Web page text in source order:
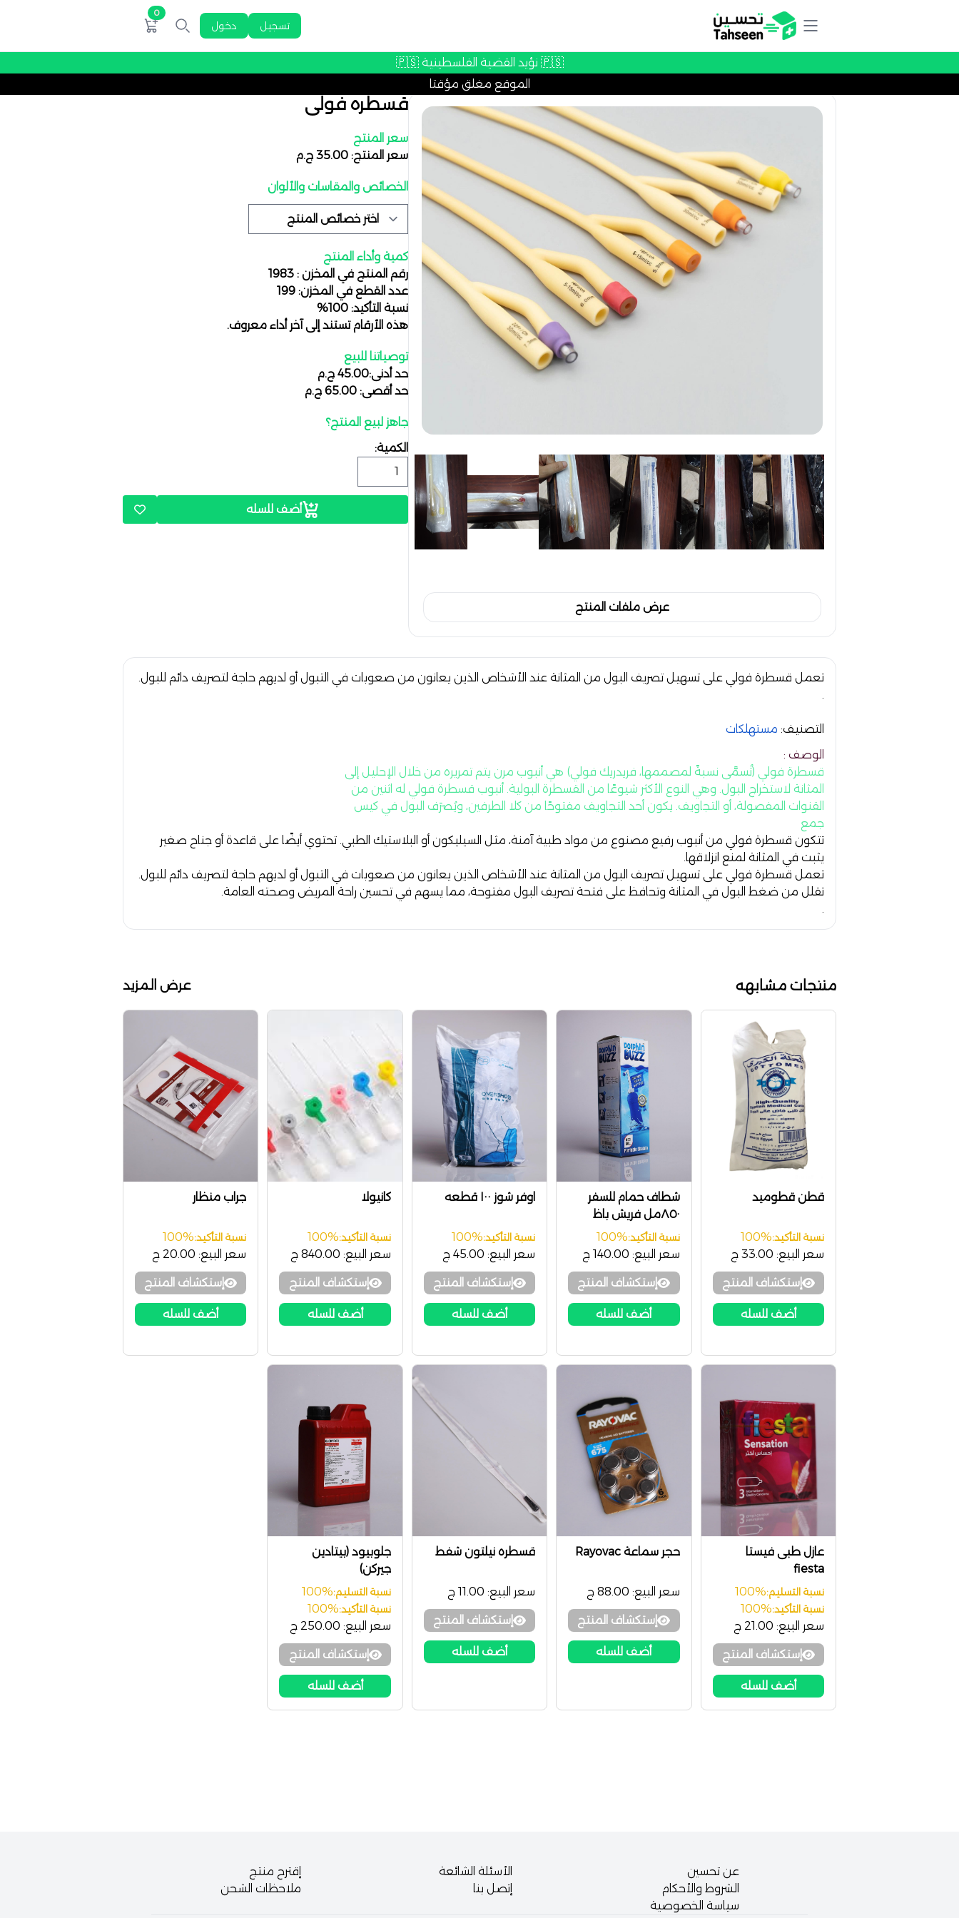
تسجيل دخول
0
🇵🇸 نؤيد القضية الفلسطينية 🇵🇸
الموقع مغلق مؤقتا
عرض ملفات المنتج
قسطره فولى
سعر المنتج
سعر المنتج: 35.00 ج.م
الخصائص والمقاسات والألوان
كمية وأداء المنتج
رقم المنتج في المخزن : 1983
عدد القطع في المخزن: 199
نسبة التأكيد: 100%
هذه الأرقام تستند إلى آخر أداء معروف.
توصياتنا للبيع
حد أدنى:45.00 ج.م
حد أقصى: 65.00 ج.م
جاهز لبيع المنتج؟
الكمية:
أضف للسله
تعمل قسطرة فولي على تسهيل تصريف البول من المثانة عند الأشخاص الذين يعانون من صعوبات في التبول أو لديهم حاجة لتصريف دائم للبول.
.
التصنيف: مستهلكات
الوصف :
قسطرة فولي (تُسمَّى نسبةً لمصممها، فريدريك فولي) هي أنبوب مرن يتم تمريره من خلال الإحليل إلى
المثانة لاستخراج البول. وهي النوع الأكثر شيوعًا من القسطرة البولية. أنبوب قسطرة فولي له اثنين من
القنوات المفصولة، أو التجاويف. يكون أحد التجاويف مفتوحًا من كلا الطرفين، ويُصرَف البول في كيس
جمع
تتكون قسطرة فولي من أنبوب رفيع مصنوع من مواد طبية آمنة، مثل السيليكون أو البلاستيك الطبي. تحتوي أيضًا على قاعدة أو جناح صغير
يثبت في المثانة لمنع انزلاقها.
تعمل قسطرة فولي على تسهيل تصريف البول من المثانة عند الأشخاص الذين يعانون من صعوبات في التبول أو لديهم حاجة لتصريف دائم للبول.
تقلل من ضغط البول في المثانة وتحافظ على فتحة تصريف البول مفتوحة، مما يسهم في تحسين راحة المريض وصحته العامة.
.
منتجات مشابهه عرض المزيد
قطن قطوميد
نسبة التأكيد:100%
سعر البيع: 33.00 ج
إستكشاف المنتج
أضف للسله
شطاف حمام للسفر
٨٥٠مل فريش باظ
Fresh Buzz
نسبة التأكيد:100%
سعر البيع: 140.00 ج
إستكشاف المنتج
أضف للسله
اوفر شوز ١٠٠ قطعه
نسبة التأكيد:100%
سعر البيع: 45.00 ج
إستكشاف المنتج
أضف للسله
كانيولا
نسبة التأكيد:100%
سعر البيع: 840.00 ج
إستكشاف المنتج
أضف للسله
جراب منظار
نسبة التأكيد:100%
سعر البيع: 20.00 ج
إستكشاف المنتج
أضف للسله
عازل طبى فيستا
fiesta
نسبة التسليم:100%
نسبة التأكيد:100%
سعر البيع: 21.00 ج
إستكشاف المنتج
أضف للسله
حجر سماعة Rayovac
سعر البيع: 88.00 ج
إستكشاف المنتج
أضف للسله
قسطره نيلتون شفط
سعر البيع: 11.00 ج
إستكشاف المنتج
أضف للسله
جلوبيود (بيتادين
جيركن)
نسبة التسليم:100%
نسبة التأكيد:100%
سعر البيع: 250.00 ج
إستكشاف المنتج
أضف للسله
عن تحسين
الشروط والأحكام
سياسة الخصوصية
الأسئلة الشائعة
إتصل بنا
إقترح منتج
ملاحظات الشحن